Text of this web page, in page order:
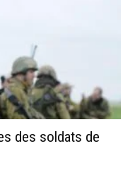
des soldats de